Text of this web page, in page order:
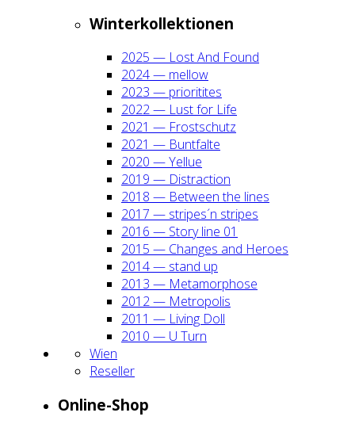
Win­ter­kol­lek­tio­nen
2025 — Lost And Found
2024 — mel­low
2023 — prio­ri­ti­tes
2022 — Lust for Life
2021 — Frost­schutz
2021 — Bunt­fal­te
2020 — Yel­lue
2019 — Dis­trac­tion
2018 — Bet­ween the lines
2017 — stripes´n stripes
2016 — Sto­ry line 01
2015 — Chan­ges and Heroes
2014 — stand up
2013 — Meta­mor­pho­se
2012 — Metro­po­lis
2011 — Living Doll
2010 — U Turn
Wien
Resel­ler
Online-Shop